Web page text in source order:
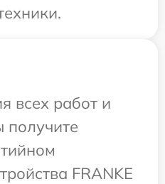
всех работ и
получите
FRANKE